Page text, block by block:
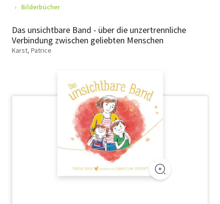
Gyermek- és ifjúsági
Tankönyv, segédkönyv
Bilderbücher
Das unsichtbare Band - über die unzertrennliche
Verbindung zwischen geliebten Menschen
Karst, Patrice